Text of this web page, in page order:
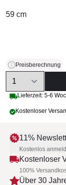
59 cm
Preisberechnung
Quantity
Lieferzeit: 5-6
Kostenloser
11%
Kostenlos
Kostenloser
100%
Über 30